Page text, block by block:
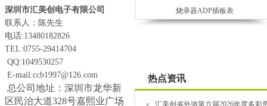
深圳市汇美创电子有限公司
联系人：陈先生
电话:13480182826
TEL:0755-29414704
QQ:1049530257
E-mail:ccb1997@126.com
总公司地址：深圳市龙华新
区民治大道328号嘉熙业广场
烧录器ADP插板表
热点资讯
汇美创省外游第六届2026年度多彩